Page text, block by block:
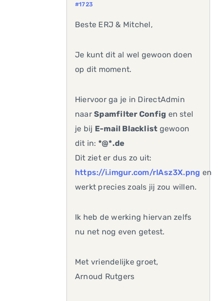
#1723
Beste ERJ & Mitchel,
Je kunt dit al wel gewoon doen
op dit moment.
Hiervoor ga je in DirectAdmin
naarSpamfilter Config en stel
je bij E-mail Blacklist gewoon
dit in: *@*.de
Dit ziet er dus zo uit:
https://i.imgur.com/rlAsz3X.png en
werkt precies zoals jij zou willen.
Ik heb de werking hiervan zelfs
nu net nog even getest.
Met vriendelijke groet,
Arnoud Rutgers